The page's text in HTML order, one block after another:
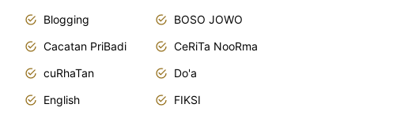
Blogging
BOSO JOWO
Cacatan PriBadi
CeRiTa NooRma
cuRhaTan
Do'a
English
FIKSI